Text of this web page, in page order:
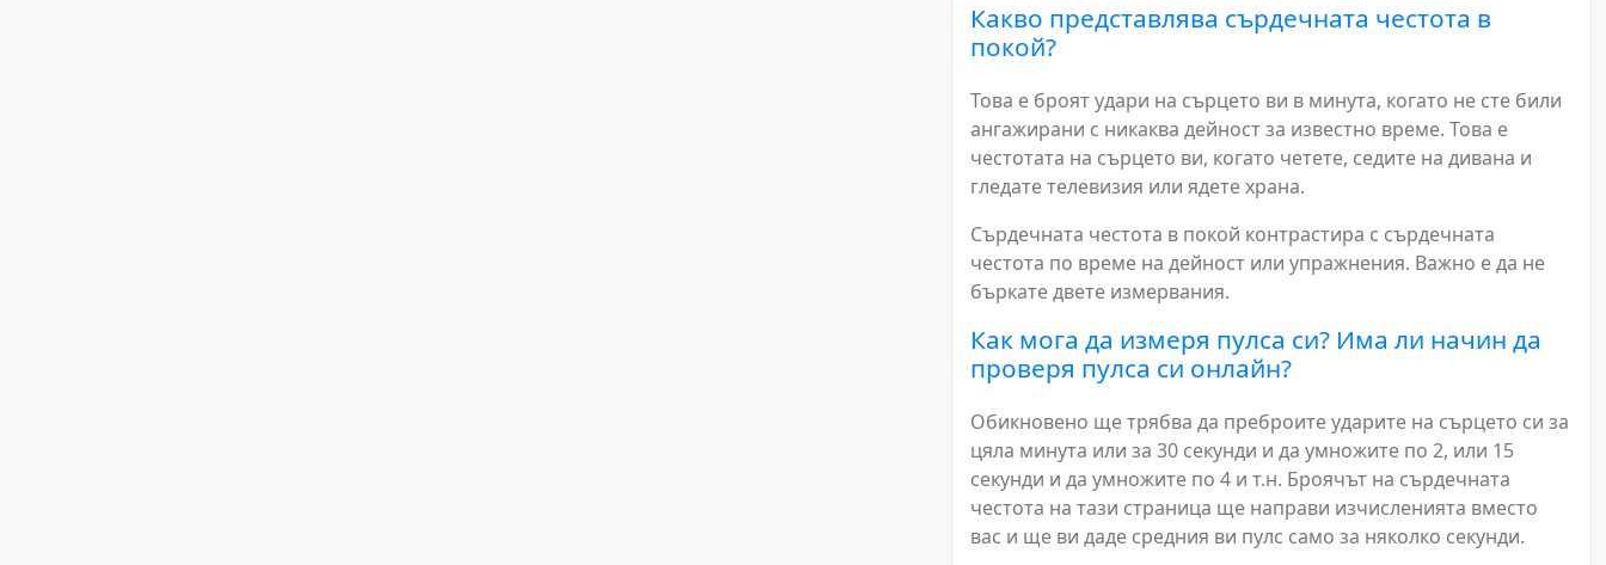
Какво представлява сърдечната честота в
покой?
Това е броят удари на сърцето ви в минута, когато не сте били
ангажирани с никаква дейност за известно време. Това е
честотата на сърцето ви, когато четете, седите на дивана и
гледате телевизия или ядете храна.
Сърдечната честота в покой контрастира с сърдечната
честота по време на дейност или упражнения. Важно е да не
бъркате двете измервания.
Как мога да измеря пулса си? Има ли начин да
проверя пулса си онлайн?
Обикновено ще трябва да преброите ударите на сърцето си за
цяла минута или за 30 секунди и да умножите по 2, или 15
секунди и да умножите по 4 и т.н. Броячът на сърдечната
честота на тази страница ще направи изчисленията вместо
вас и ще ви даде средния ви пулс само за няколко секунди.